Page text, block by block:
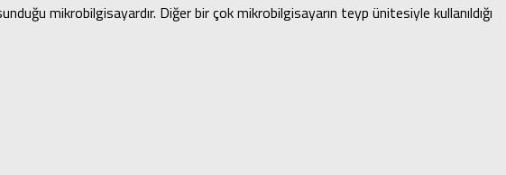
mikrobilgisayardır. Diğer bir çok mikrobilgisayarın teyp ünitesiyle kullanıldığı